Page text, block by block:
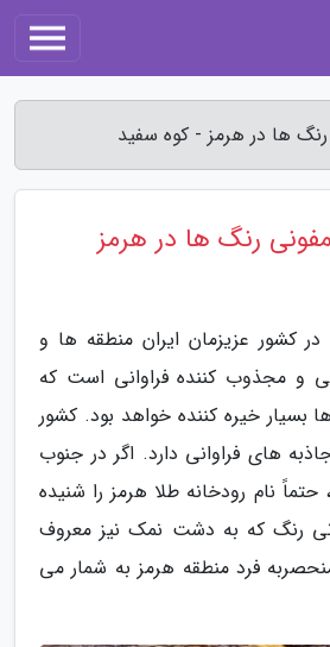
ها در هرمز - کوه سفید
رنگ ها در هرمز
کشور عزیزمان ایران منطقه ها و
و مجذوب کننده فراوانی است که
خیره کننده خواهد بود. کشور
های فراوانی دارد. اگر در جنوب
حتماً نام رودخانه طلا هرمز را شنیده
رنگ که به دشت نمک نیز معروف
فرد منطقه هرمز به شمار می